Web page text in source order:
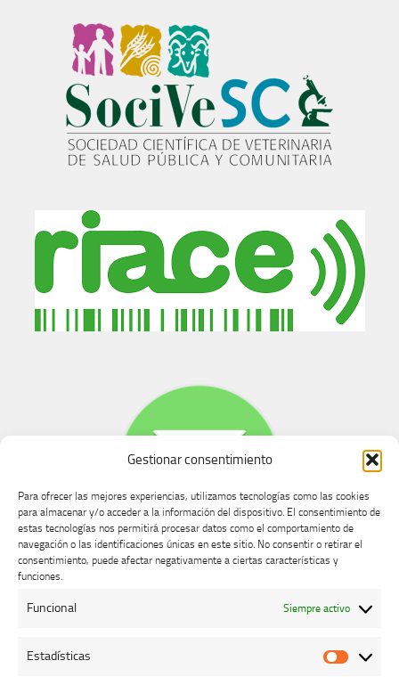
Gestionar consentimiento
Para ofrecer las mejores experiencias, utilizamos tecnologías como las cookies
para almacenar y/o acceder a la información del dispositivo. El consentimiento de
estas tecnologías nos permitirá procesar datos como el comportamiento de
navegación o las identificaciones únicas en este sitio. No consentir o retirar el
consentimiento, puede afectar negativamente a ciertas características y
funciones.
Funcional Siempre activo
Estadísticas
Buzón de dudas, quejas y sugerencias